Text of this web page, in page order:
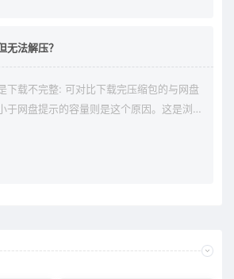
无法解压？
下载不完整: 可对比下载完压缩包的与网盘
于网盘提示的容量则是这个原因。这是浏